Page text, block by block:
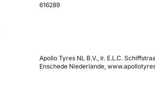
616289
Apollo Tyres NL B.V., Ir. E.L.C.
Enschede Niederlande,